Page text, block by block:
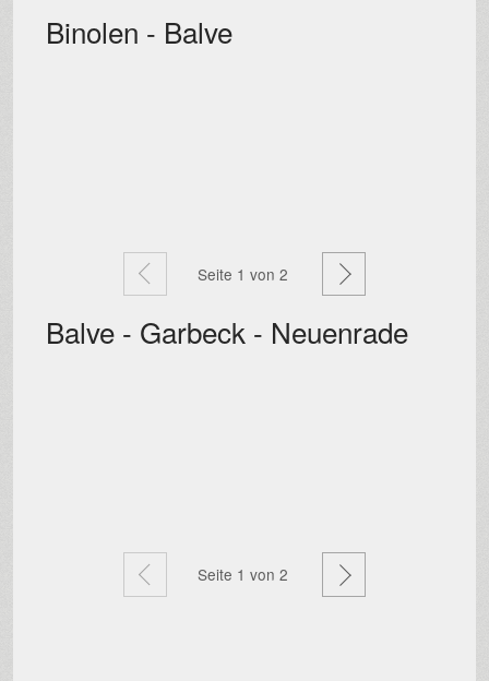
Binolen - Balve
Zurück
Seite 1 von 2
Balve - Garbeck - Neuenrade
Zurück
Seite 1 von 2